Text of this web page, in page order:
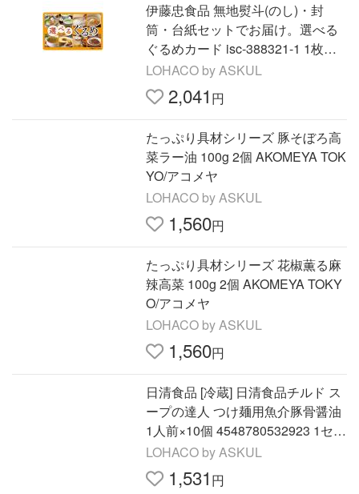
伊藤忠食品 無地熨斗(のし)・封
筒・台紙セットでお届け。選べる
ぐるめカード isc-388321-1 1枚
（直送品）
LOHACO by ASKUL
2,041 円
たっぷり具材シリーズ 豚そぼろ高
菜ラー油 100g 2個 AKOMEYA TOK
YO/アコメヤ
LOHACO by ASKUL
1,560円
たっぷり具材シリーズ 花椒薫る麻
辣高菜 100g 2個 AKOMEYA TOKY
O/アコメヤ
LOHACO by ASKUL
1,560円
日清食品 [冷蔵] 日清食品チルド ス
ープの達人 つけ麺用魚介豚骨醤油
1人前×10個 4548780532923 1セッ
ト(10個)（直送品）
LOHACO by ASKUL
1,531 円